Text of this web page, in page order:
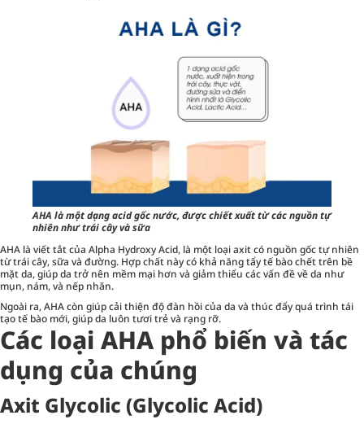
AHA là một dạng acid gốc nước, được chiết xuất từ các nguồn tự
nhiên như trái cây và sữa
AHA là viết tắt của Alpha Hydroxy Acid, là một loại axit có nguồn gốc tự nhiên
từ trái cây, sữa và đường. Hợp chất này có khả năngtẩy tế bào chếttrên bề
mặt da, giúp da trở nên mềm mại hơn và giảm thiểu các vấn đề về da như
mụn, nám, và nếp nhăn.
Ngoài ra, AHA còn giúp cải thiện độ đàn hồi của da và thúc đẩy quá trình tái
tạo tế bào mới, giúp da luôn tươi trẻ và rạng rỡ.
Các loại AHA phổ biến và tác
dụng của chúng
Axit Glycolic (Glycolic Acid)